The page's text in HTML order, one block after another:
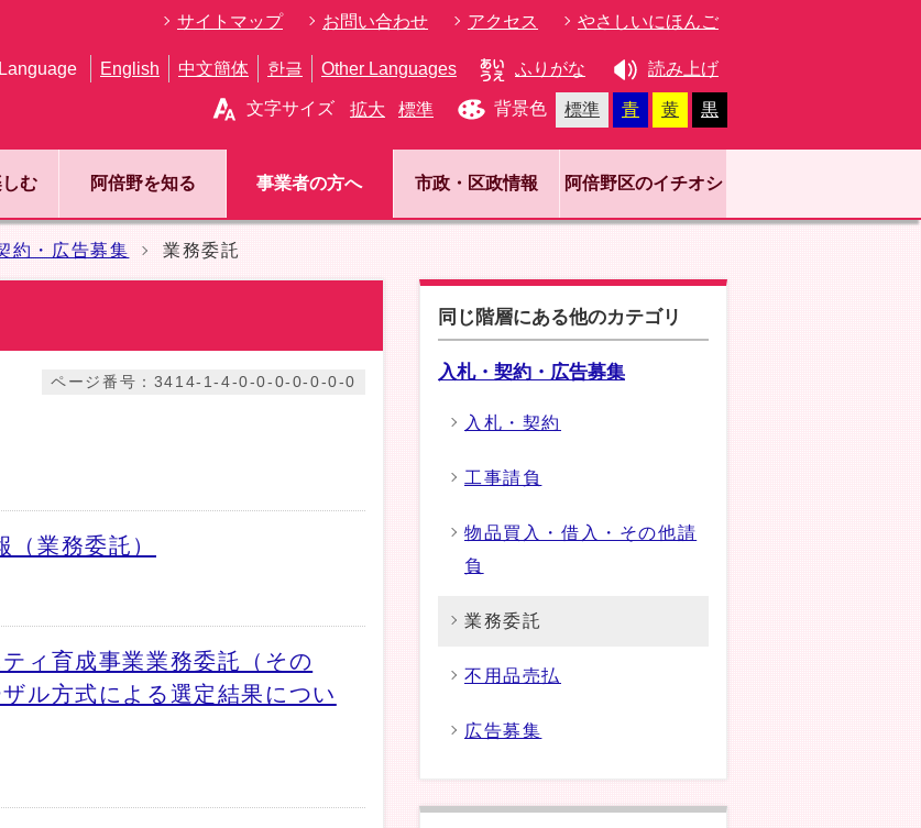
サイトマップ お問い合わせ アクセス やさしいにほんご
Language English 中文簡体 한글 Other Languages ふりがな 読み上げ
文字サイズ 拡大 標準 背景色 標準 青 黄 黒
む 阿倍野を知る 事業者の方へ 市政・区政情報 阿倍野区のイチオシ
約・広告募集 業務委託
ページ番号：3414-1-4-0-0-0-0-0-0-0
業務委託）
ィ育成事業業務委託（その
ル方式による選定結果につい
同じ階層にある他のカテゴリ
入札・契約・広告募集
入札・契約
工事請負
物品買入・借入・その他請
負
業務委託
不用品売払
広告募集